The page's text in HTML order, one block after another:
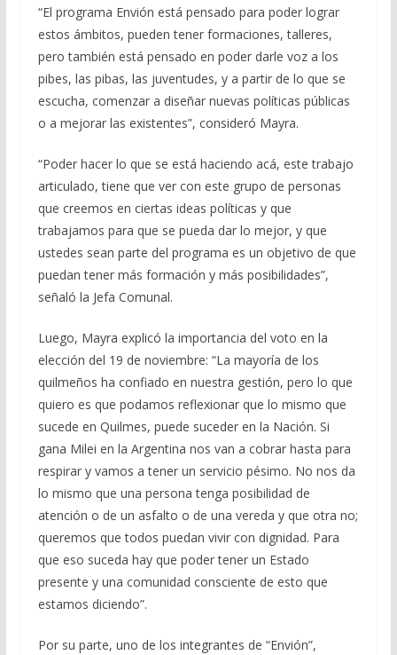
“El programa Envión está pensado para poder lograr
estos ámbitos, pueden tener formaciones, talleres,
pero también está pensado en poder darle voz a los
pibes, las pibas, las juventudes, y a partir de lo que se
escucha, comenzar a diseñar nuevas políticas públicas
o a mejorar las existentes”, consideró Mayra.
“Poder hacer lo que se está haciendo acá, este trabajo
articulado, tiene que ver con este grupo de personas
que creemos en ciertas ideas políticas y que
trabajamos para que se pueda dar lo mejor, y que
ustedes sean parte del programa es un objetivo de que
puedan tener más formación y más posibilidades”,
señaló la Jefa Comunal.
Luego, Mayra explicó la importancia del voto en la
elección del 19 de noviembre: “La mayoría de los
quilmeños ha confiado en nuestra gestión, pero lo que
quiero es que podamos reflexionar que lo mismo que
sucede en Quilmes, puede suceder en la Nación. Si
gana Milei en la Argentina nos van a cobrar hasta para
respirar y vamos a tener un servicio pésimo. No nos da
lo mismo que una persona tenga posibilidad de
atención o de un asfalto o de una vereda y que otra no;
queremos que todos puedan vivir con dignidad. Para
que eso suceda hay que poder tener un Estado
presente y una comunidad consciente de esto que
estamos diciendo”.
Por su parte, uno de los integrantes de “Envión”,